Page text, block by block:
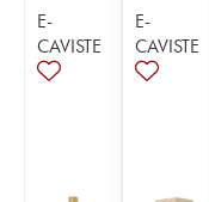
E-
CAVISTE
E-
CAVISTE